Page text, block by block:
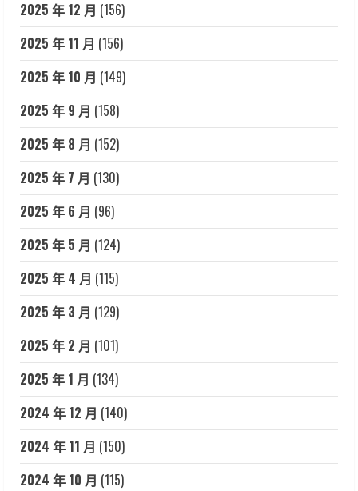
2025 年 12 月 (156)
2025 年 11 月 (156)
2025 年 10 月 (149)
2025 年 9 月 (158)
2025 年 8 月 (152)
2025 年 7 月 (130)
2025 年 6 月 (96)
2025 年 5 月 (124)
2025 年 4 月 (115)
2025 年 3 月 (129)
2025 年 2 月 (101)
2025 年 1 月 (134)
2024 年 12 月 (140)
2024 年 11 月 (150)
2024 年 10 月 (115)